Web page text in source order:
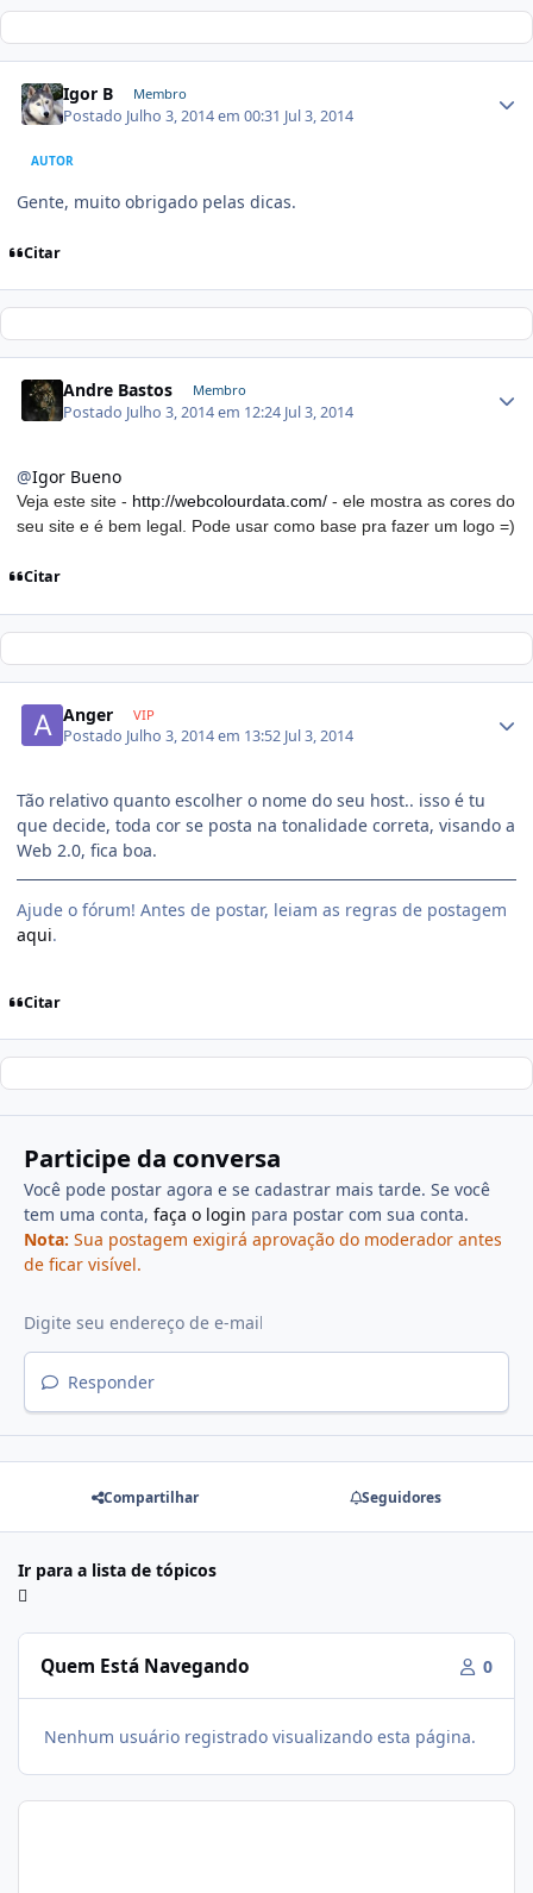
Igor B Membro
Postado Julho 3, 2014 em 00:31 Jul 3, 2014
AUTOR
Gente, muito obrigado pelas dicas.
Citar
Andre Bastos Membro
Postado Julho 3, 2014 em 12:24 Jul 3, 2014
@Igor Bueno
Veja este site - http://webcolourdata.com/ - ele mostra as cores do
seu site e é bem legal. Pode usar como base pra fazer um logo =)
Citar
Anger VIP
Postado Julho 3, 2014 em 13:52 Jul 3, 2014
Tão relativo quanto escolher o nome do seu host.. isso é tu
que decide, toda cor se posta na tonalidade correta, visando a
Web 2.0, fica boa.
Ajude o fórum! Antes de postar, leiam as regras de postagem
aqui.
Citar
Participe da conversa
Você pode postar agora e se cadastrar mais tarde. Se você
tem uma conta, faça o login para postar com sua conta.
Nota: Sua postagem exigirá aprovação do moderador antes
de ficar visível.
Responder
Compartilhar Seguidores
Ir para a lista de tópicos
Quem Está Navegando 0
Nenhum usuário registrado visualizando esta página.